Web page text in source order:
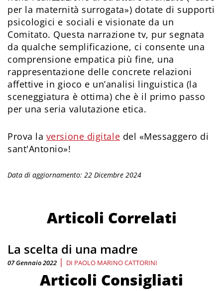
per la maternità surrogata») dotate di supporti
psicologici e sociali e visionate da un
Comitato. Questa narrazione tv, pur segnata
da qualche semplificazione, ci consente una
comprensione empatica più fine, una
rappresentazione delle concrete relazioni
affettive in gioco e un’analisi linguistica (la
sceneggiatura è ottima) che è il primo passo
per una seria valutazione etica.
Prova la versione digitale del «Messaggero di
sant'Antonio»!
Data di aggiornamento: 22 Dicembre 2024
Articoli Correlati
La scelta di una madre
07 Gennaio 2022 | DI PAOLO MARINO CATTORINI
Articoli Consigliati